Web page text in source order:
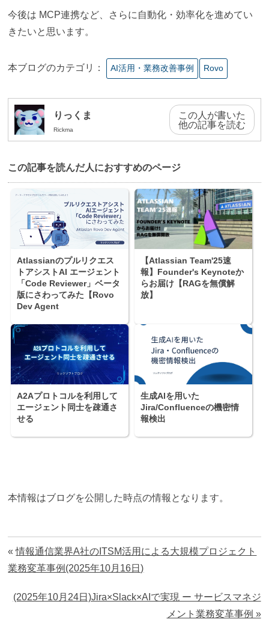
今後は MCP連携など、さらに自動化・効率化を進めてい
きたいと思います。
本ブログのカテゴリ： AI活⽤・業務改善事例 Rovo
りっくま
Rickma
この人が書いた
他の記事を読む
この記事を読んだ⼈におすすめのページ
Atlassianのプルリクエス
トアシストAI エージェント
「Code Reviewer」ベータ
版にさわってみた【Rovo
Dev Agent
【Atlassian Team'25速
報】Founder's Keynoteか
らお届け【RAGを無償解
放】
A2Aプロトコルを利用して
エージェント同士を疎通さ
せる
生成AIを用いた
Jira/Confluenceの機密情
報検出
本情報はブログを公開した時点の情報となります。
«情報通信業界A社のITSM活用による大規模プロジェクト
業務変革事例(2025年10月16日)
(2025年10月24日)Jira×Slack×AIで実現 ー サービスマネジ
メント業務変革事例 »